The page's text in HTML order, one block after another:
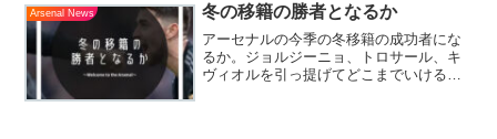
Arsenal News 冬の移籍の勝者となるか
アーセナルの今季の冬移籍の成功者にな
るか。ジョルジーニョ、トロサール、キ
ヴィオルを引っ提げてどこまでいける